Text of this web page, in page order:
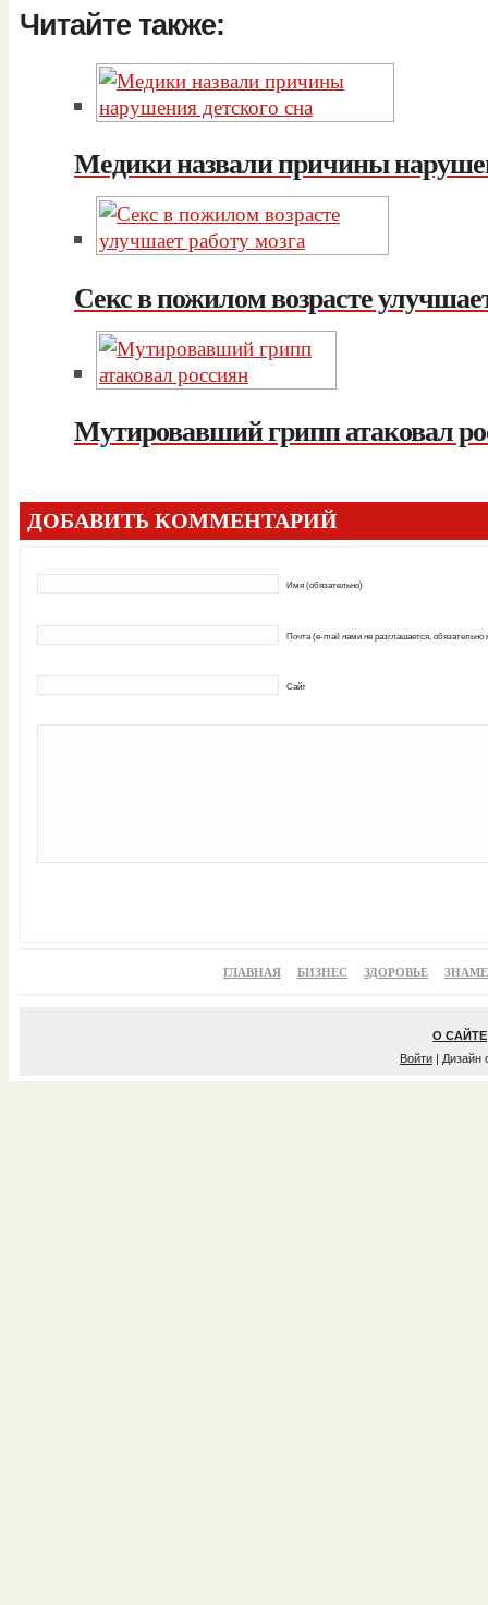
Читайте также:
Медики назвали причины
Секс в пожилом возрасте
Мутировавший грипп атаковал
ДОБАВИТЬ КОММЕНТАРИЙ
Имя (обязательно)
Почта (e-mail нами не разглашается, обязательно
Сайт
ГЛАВНАЯ БИЗНЕС ЗДОРОВЬЕ
О САЙТЕ
Войти | Дизайн